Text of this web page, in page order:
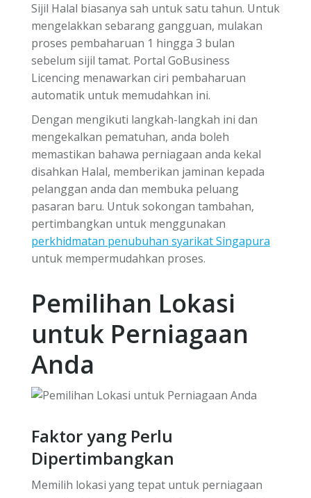
Sijil Halal biasanya sah untuk satu tahun. Untuk
mengelakkan sebarang gangguan, mulakan
proses pembaharuan 1 hingga 3 bulan
sebelum sijil tamat. Portal GoBusiness
Licencing menawarkan ciri pembaharuan
automatik untuk memudahkan ini.
Dengan mengikuti langkah-langkah ini dan
mengekalkan pematuhan, anda boleh
memastikan bahawa perniagaan anda kekal
disahkan Halal, memberikan jaminan kepada
pelanggan anda dan membuka peluang
pasaran baru. Untuk sokongan tambahan,
pertimbangkan untuk menggunakan
perkhidmatan penubuhan syarikat Singapura
untuk mempermudahkan proses.
Pemilihan Lokasi
untuk Perniagaan
Anda
Faktor yang Perlu
Dipertimbangkan
Memilih lokasi yang tepat untuk perniagaan